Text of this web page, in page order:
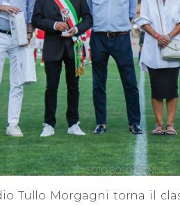
Tullo Morgagni torna il